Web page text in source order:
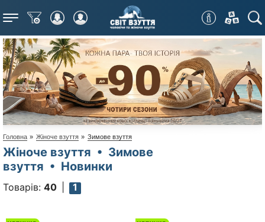
Меню
Головна » Жіноче взуття » Зимове взуття
Жіноче взуття • Зимове
взуття • Новинки
Товарів: 40 1